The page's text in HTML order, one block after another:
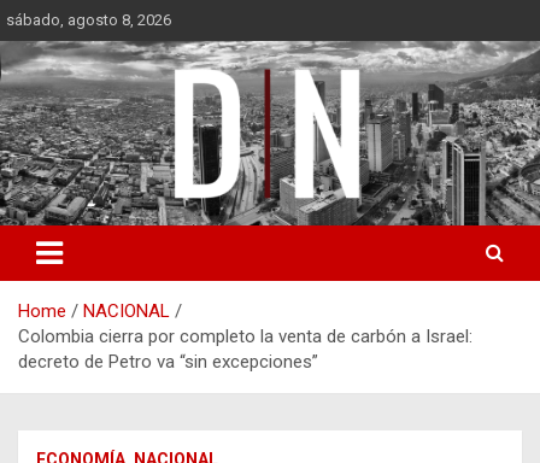
Skip
to
content
sábado, agosto 8, 2026
Diámetro Noticias
Home
NACIONAL
Colombia cierra por completo la venta de carbón a Israel:
decreto de Petro va “sin excepciones”